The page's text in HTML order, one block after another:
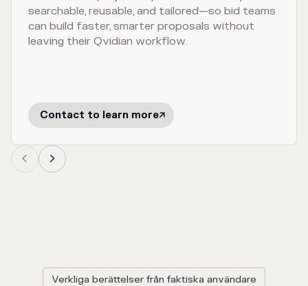
searchable, reusable, and tailored—so bid teams
can build faster, smarter proposals without
leaving their Qvidian workflow.
Contact to learn more
 
Verkliga berättelser från faktiska användare